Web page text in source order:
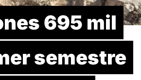
695 mil
semestre